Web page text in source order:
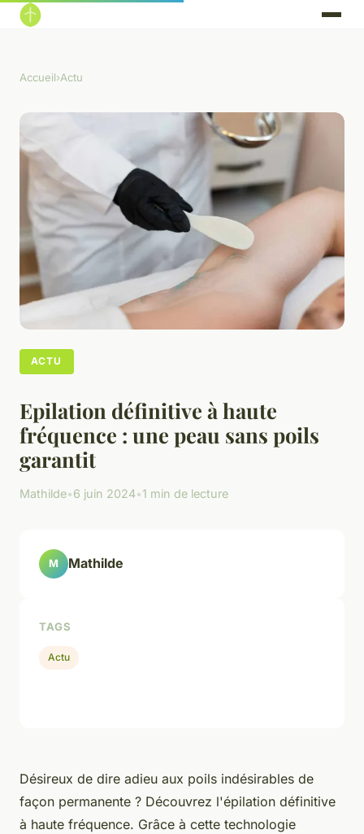
Accueil›Actu
ACTU
Epilation définitive à haute
fréquence : une peau sans poils
garantit
Mathilde•6 juin 2024•1 min de lecture
Désireux de dire adieu aux poils indésirables de
façon permanente ? Découvrez l'épilation définitive
à haute fréquence. Grâce à cette technologie
M Mathilde
TAGS
Actu